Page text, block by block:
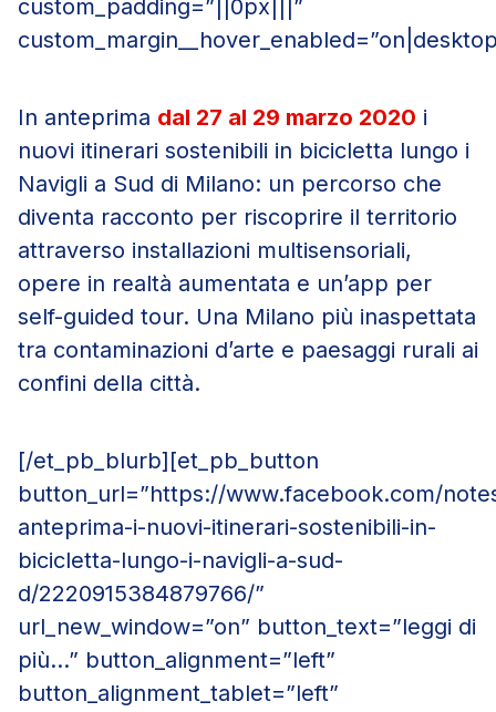
custom_padding=”||0px|||”
In anteprima dal 27 al 29 marzo 2020 i
nuovi itinerari sostenibili in bicicletta lungo i
Navigli a Sud di Milano: un percorso che
diventa racconto per riscoprire il territorio
attraverso installazioni multisensoriali,
opere in realtà aumentata e un’app per
self-guided tour. Una Milano più inaspettata
tra contaminazioni d’arte e paesaggi rurali ai
confini della città.
[/et_pb_blurb][et_pb_button
button_url=”https://www.facebook.com/
anteprima-i-nuovi-itinerari-sostenibili-in-
bicicletta-lungo-i-navigli-a-sud-
d/2220915384879766/”
url_new_window=”on” button_text=”leggi di
più…” button_alignment=”left”
button_alignment_tablet=”left”